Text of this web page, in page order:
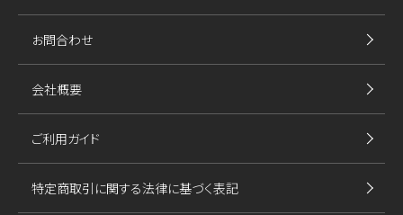
お問合わせ
会社概要
ご利用ガイド
特定商取引に関する法律に基づく表記